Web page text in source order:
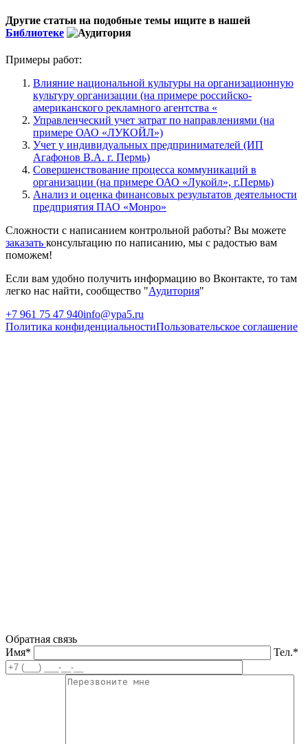
Другие статьи на подобные темы ищите в нашей
Библиотеке
Примеры работ:
Влияние национальной культуры на организационную
культуру организации (на примере российско-
американского рекламного агентства «
Управленческий учет затрат по направлениями (на
примере ОАО «ЛУКОЙЛ»)
Учет у индивидуальных предпринимателей (ИП
Агафонов В.А. г. Пермь)
Совершенствование процесса коммуникаций в
организации (на примере ОАО «Лукойл», г.Пермь)
Анализ и оценка финансовых результатов деятельности
предприятия ПАО «Монро»
Сложности с написанием контрольной работы? Вы можете
заказать консультацию по написанию, мы с радостью вам
поможем!
Если вам удобно получить информацию во Вконтакте, то там
легко нас найти, сообщество "Аудитория"
+7 961 75 47 940info@ypa5.ru
Политика конфиденциальностиПользовательское соглашение
Обратная связь
Имя*
Тел.*